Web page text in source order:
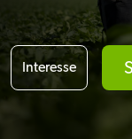
Interesse